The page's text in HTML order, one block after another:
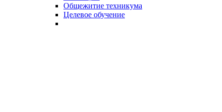
Общежитие техникума
Целевое обучение